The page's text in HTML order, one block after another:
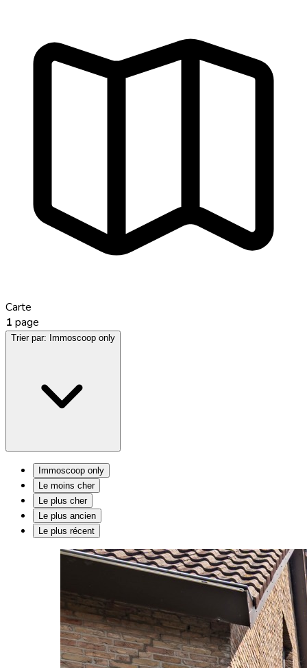
Carte
1 page
Trier par: Immoscoop only
Immoscoop only
Le moins cher
Le plus cher
Le plus ancien
Le plus récent